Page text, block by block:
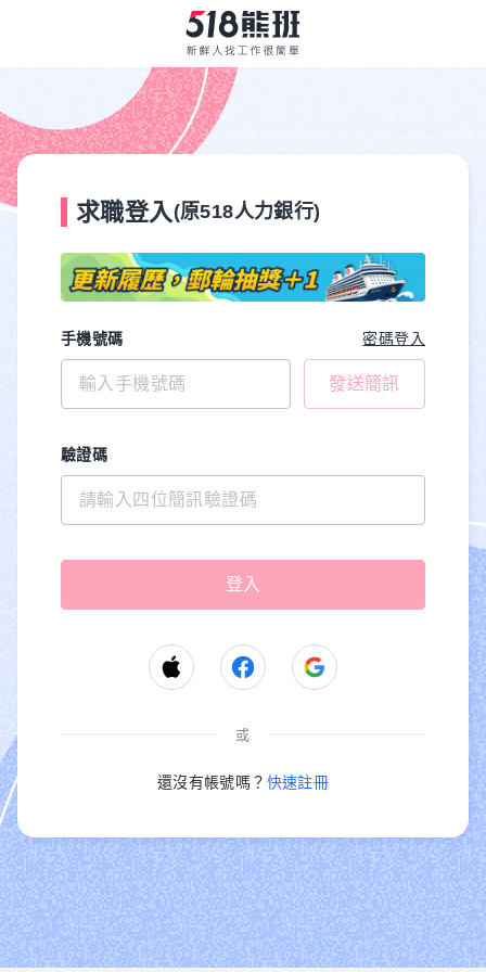
求職登入 (原518人力銀行)
手機號碼 密碼登入
發送簡訊
驗證碼
或
還沒有帳號嗎？ 快速註冊